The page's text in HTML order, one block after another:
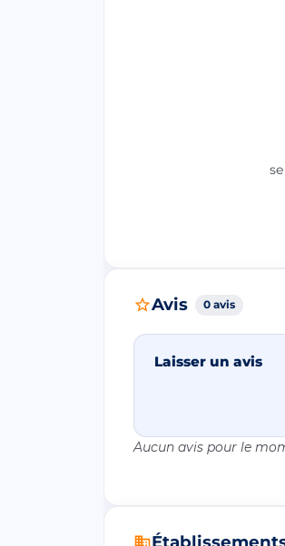
Avis 0 avis
Laisser un avis
Aucun avis pour le